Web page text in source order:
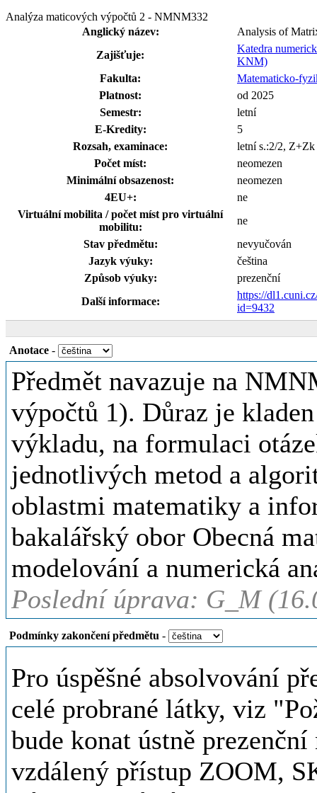
Analýza maticových výpočtů 2 - NMNM332
Anglický název:
Analysis of
Zajišťuje:
Katedra
KNM)
Fakulta:
Matematicko-
Platnost:
od 2025
Semestr:
letní
E-Kredity:
5
Rozsah, examinace:
letní s.:2/2, Z+Zk
Počet míst:
neomezen
Minimální obsazenost:
neomezen
4EU+:
ne
Virtuální mobilita / počet míst pro virtuální
mobilitu:
ne
Stav předmětu:
nevyučován
Jazyk výuky:
čeština
Způsob výuky:
prezenční
Další informace:
https://
id=9432
Anotace -
Předmět navazuje na
výpočtů 1). Důraz je
výkladu, na formulaci
jednotlivých metod a
oblastmi matematiky a
bakalářský obor Obecná
modelování a numerická
Poslední úprava: G_M
Podmínky zakončení předmětu -
Pro úspěšné absolvování
celé probrané látky, viz
bude konat ústně
vzdálený přístup ZOOM,